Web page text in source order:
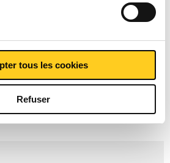
tous les cookies
Refuser
30x15 ca 6 mtr